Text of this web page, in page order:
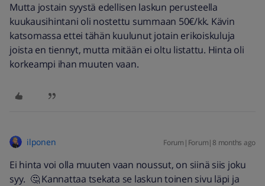
Mutta jostain syystä edellisen laskun perusteella
kuukausihintani oli nostettu summaan 50€/kk. Kävin
katsomassa ettei tähän kuulunut jotain erikoiskuluja
joista en tiennyt, mutta mitään ei oltu listattu. Hinta oli
korkeampi ihan muuten vaan.
ilponen Forum|Forum|8 months ago
Ei hinta voi olla muuten vaan noussut, on siinä siis joku
syy. 🤔 Kannattaa tsekata se laskun toinen sivu läpi ja